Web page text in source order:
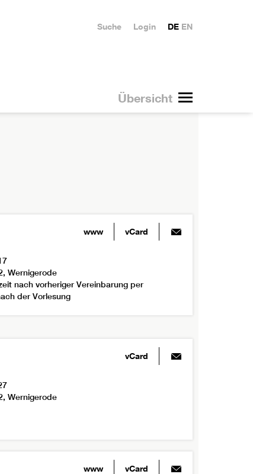
Übersicht
DE EN
Login
Suche
Wernigerode
nach vorheriger Vereinbarung per
der Vorlesung
vCard
www
Wernigerode
vCard
vCard
www